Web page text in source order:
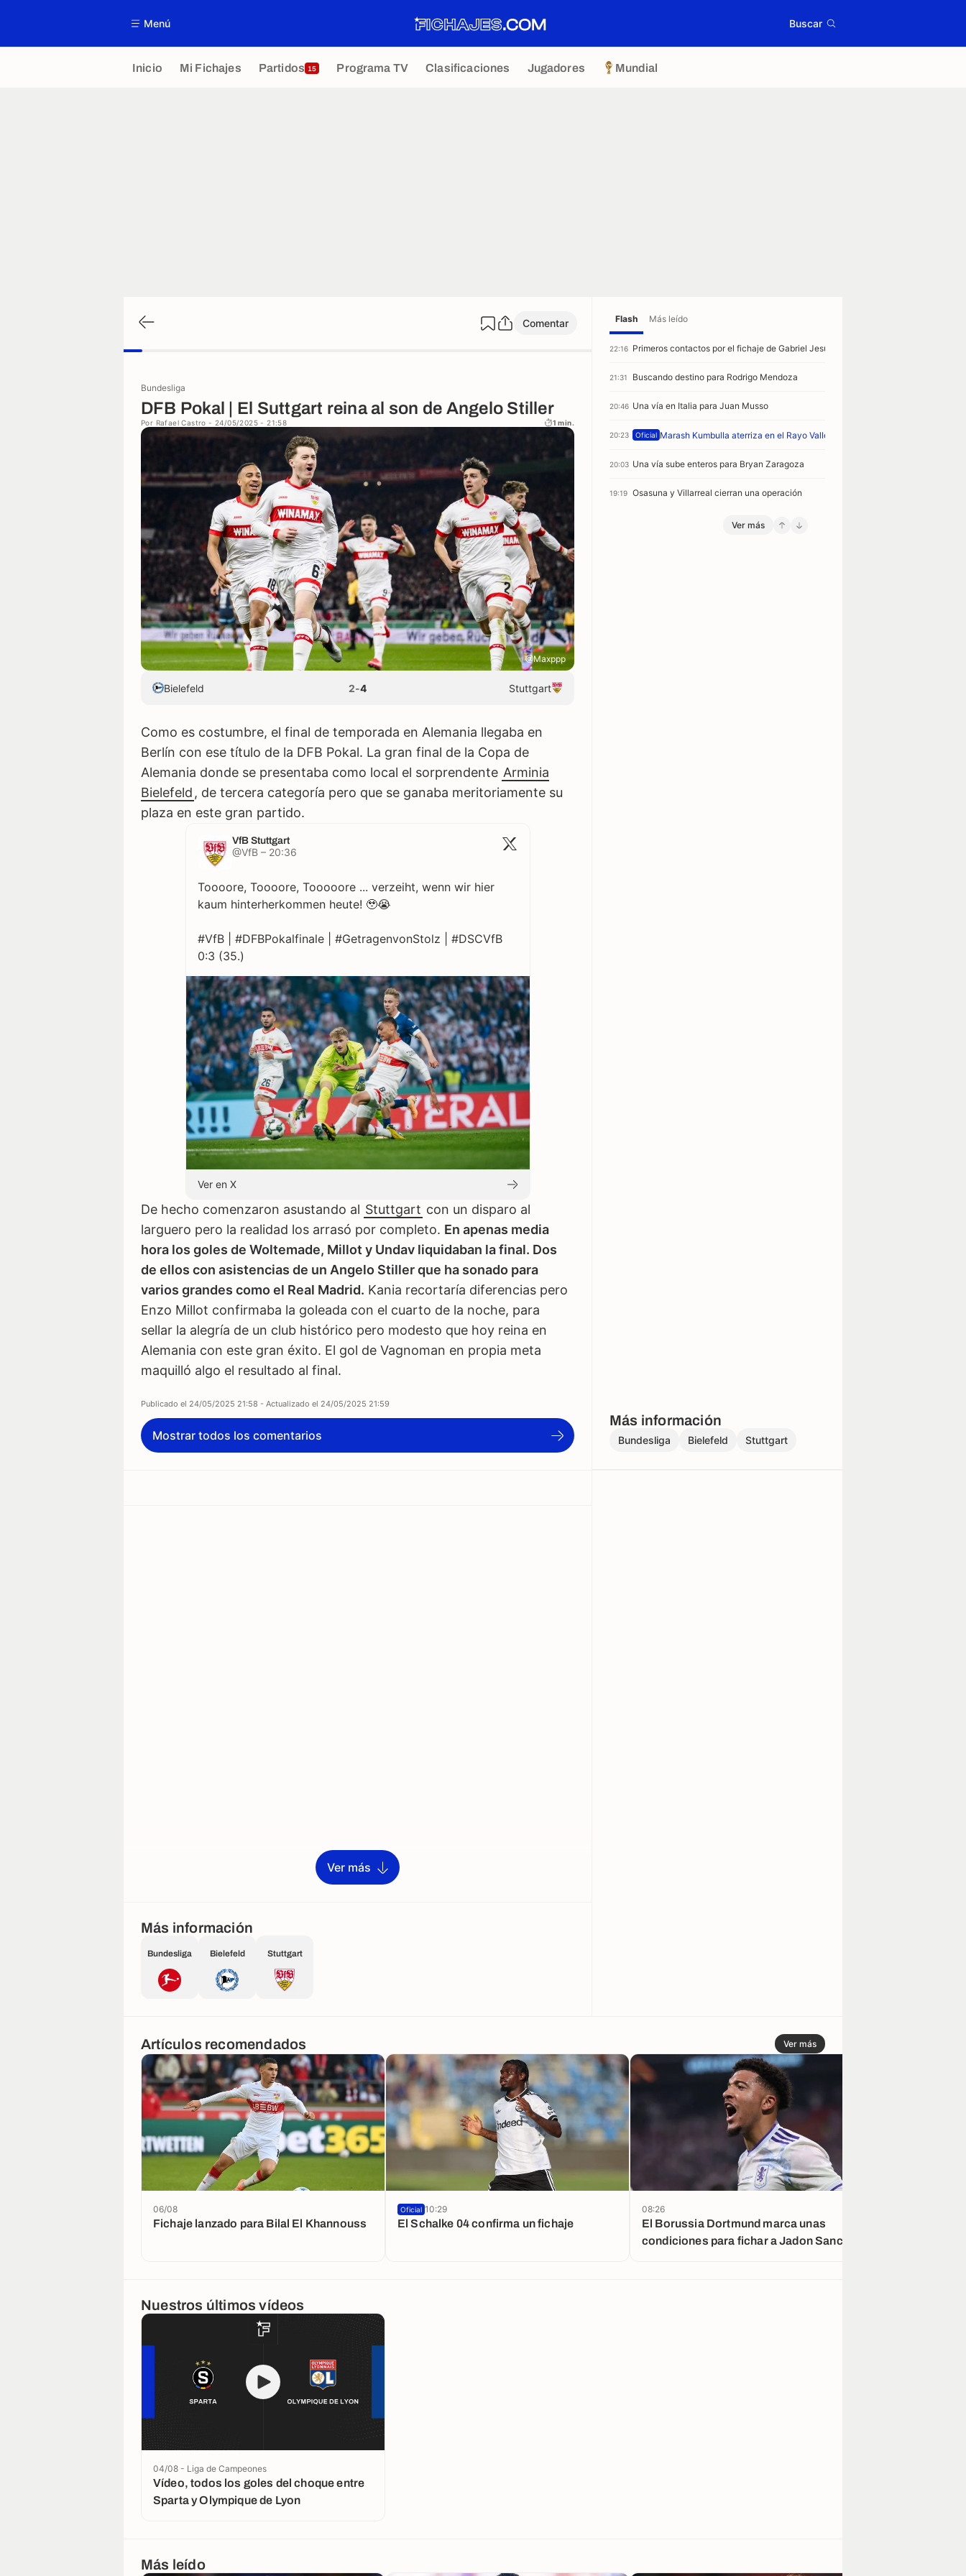
Menú Buscar
Inicio Mi Fichajes Partidos 15 Programa TV Clasificaciones Jugadores Mundial
Comentar
Bundesliga
DFB Pokal | El Suttgart reina al son de Angelo Stiller
Por Rafael Castro - 24/05/2025 - 21:58 1 min.
@Maxppp
Bielefeld 2-4 Stuttgart
Como es costumbre, el final de temporada en Alemania llegaba en
Berlín con ese título de la DFB Pokal. La gran final de la Copa de
Alemania donde se presentaba como local el sorprendente Arminia
Bielefeld , de tercera categoría pero que se ganaba meritoriamente su
plaza en este gran partido.
VfB Stuttgart
@VfB – 20:36
Toooore, Toooore, Tooooore ... verzeiht, wenn wir hier
kaum hinterherkommen heute! 🥹😭
#VfB | #DFBPokalfinale | #GetragenvonStolz | #DSCVfB
0:3 (35.)
Ver en X
De hecho comenzaron asustando al Stuttgart con un disparo al
larguero pero la realidad los arrasó por completo. En apenas media
hora los goles de Woltemade, Millot y Undav liquidaban la final. Dos
de ellos con asistencias de un Angelo Stiller que ha sonado para
varios grandes como el Real Madrid. Kania recortaría diferencias pero
Enzo Millot confirmaba la goleada con el cuarto de la noche, para
sellar la alegría de un club histórico pero modesto que hoy reina en
Alemania con este gran éxito. El gol de Vagnoman en propia meta
maquilló algo el resultado al final.
Publicado el 24/05/2025 21:58 - Actualizado el 24/05/2025 21:59
Mostrar todos los comentarios
Flash Más leído
22:16 Primeros contactos por el fichaje de Gabriel Jesús
21:31 Buscando destino para Rodrigo Mendoza
20:46 Una vía en Italia para Juan Musso
20:23 Oficial Marash Kumbulla aterriza en el Rayo Vallecano
20:03 Una vía sube enteros para Bryan Zaragoza
19:19 Osasuna y Villarreal cierran una operación
Ver más
Más información
Bundesliga Bielefeld Stuttgart
Ver más
Más información
Bundesliga Bielefeld Stuttgart
Artículos recomendados Ver más
Fichaje lanzado para Bilal El Khannouss
06/08
El Schalke 04 confirma un fichaje
Oficial 10:29
El Borussia Dortmund marca unas
condiciones para fichar a Jadon Sancho
08:26
Nuestros últimos vídeos
Vídeo, todos los goles del choque entre
Sparta y Olympique de Lyon
04/08 - Liga de Campeones
Más leído